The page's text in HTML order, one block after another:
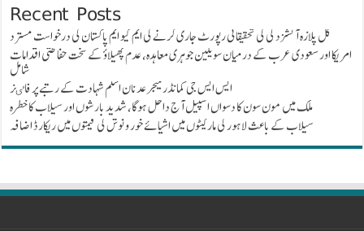
Recent Posts
گل پلازہ آتشزدگی کی تحقیقاتی رپورٹ جاری کرنے کی ایم کیو ایم پاکستان کی درخواست مسترد
امریکا اور سعودی عرب کے درمیان سویلین جوہری معاہدہ، عدم پھیلاؤ کے سخت حفاظتی اقدامات
شامل
ایس ایس جی کمانڈر میجر عدنان اسلم شہادت کے رتبے پر فاٸز
ملک میں مون سون کا دسواں اسپیل آج داخل ہوگا، شدید بارشوں اور سیلاب کا خطرہ
سیلاب کے باعث لاہور کی مارکیٹوں میں اشیائے خور و نوش کی قیمتوں میں ریکارڈ اضافہ